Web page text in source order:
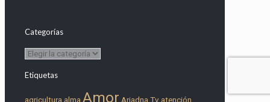
Categorías
Categorías
Etiquetas
agricultura alma Amor Ariadna Tv atención